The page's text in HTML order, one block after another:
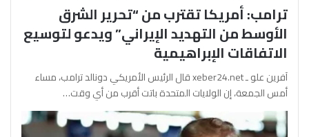
ترامب: أمريكا تقترب من “تحرير الشرق
الأوسط من التهديد الإيراني” ويدعو لتوسيع
الاتفاقات الإبراهيمية
آفرين علو ـ xeber24.net قال الرئيس الأمريكي دونالد ترامب، مساء
أمس الجمعة، إن الولايات المتحدة باتت أقرب من أي وقت…